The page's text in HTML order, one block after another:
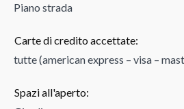
Piano strada
Carte di credito accettate:
tutte (american express – visa –
Spazi all'aperto: